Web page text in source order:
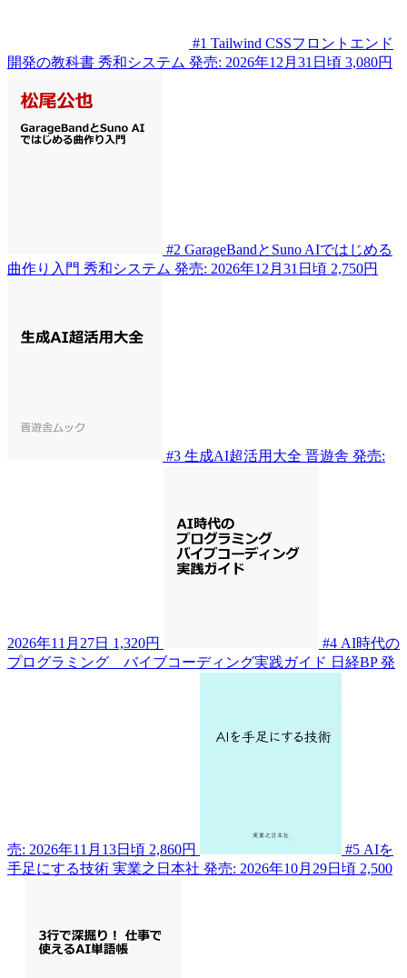
#1 Tailwind CSSフロントエンド
開発の教科書 秀和システム 発売: 2026年12月31日頃 3,080円
#2 GarageBandとSuno AIではじめる
曲作り入門 秀和システム 発売: 2026年12月31日頃 2,750円
#3 生成AI超活用大全 晋遊舎 発売:
2026年11月27日 1,320円 #4 AI時代の
プログラミング バイブコーディング実践ガイド 日経BP 発
売: 2026年11月13日頃 2,860円 #5 AIを
手足にする技術 実業之日本社 発売: 2026年10月29日頃 2,500